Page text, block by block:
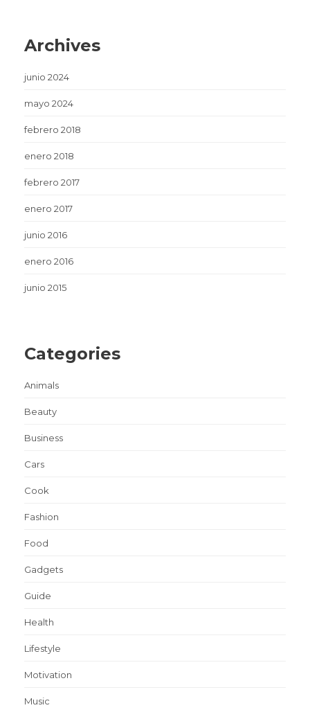
Archives
junio 2024
mayo 2024
febrero 2018
enero 2018
febrero 2017
enero 2017
junio 2016
enero 2016
junio 2015
Categories
Animals
Beauty
Business
Cars
Cook
Fashion
Food
Gadgets
Guide
Health
Lifestyle
Motivation
Music